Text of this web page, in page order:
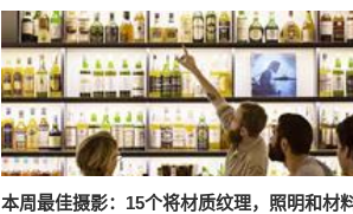
本周最佳摄影：15个将材质纹理，照明和材